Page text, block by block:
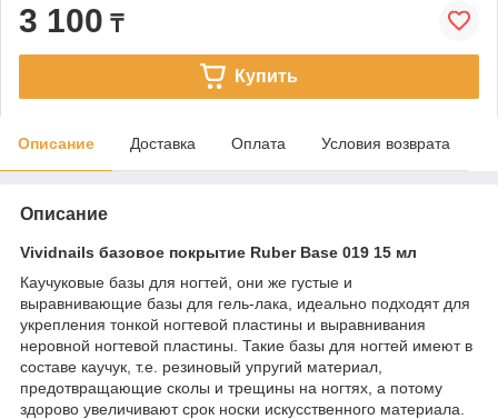
3 100 ₸
Купить
Описание Доставка Оплата Условия возврата
Описание
Vividnails базовое покрытие Ruber Base 019 15 мл
Каучуковые базы для ногтей, они же густые и
выравнивающие базы для гель-лака, идеально подходят для
укрепления тонкой ногтевой пластины и выравнивания
неровной ногтевой пластины. Такие базы для ногтей имеют в
составе каучук, т.е. резиновый упругий материал,
предотвращающие сколы и трещины на ногтях, а потому
здорово увеличивают срок носки искусственного материала.